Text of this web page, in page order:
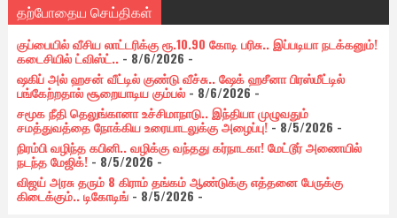
தற்போதைய செய்திகள்
குப்பையில் வீசிய லாட்டரிக்கு ரூ.10.90 கோடி பரிசு.. இப்படியா நடக்கனும்!
கடைசியில் ட்விஸ்ட்..- 8/6/2026 -
ஷகிப் அல் ஹசன் வீட்டில் குண்டு வீச்சு.. ஷேக் ஹசீனா பிரஸ்மீட்டில்
பங்கேற்றதால் சூறையாடிய கும்பல்- 8/6/2026-
சமூக நீதி தெலுங்கானா உச்சிமாநாடு.. இந்தியா முழுவதும்
சமத்துவத்தை நோக்கிய உரையாடலுக்கு அழைப்பு!- 8/5/2026 -
நிரம்பி வழிந்த கபினி.. வழிக்கு வந்தது கர்நாடகா! மேட்டூர் அணையில்
நடந்த மேஜிக்!- 8/5/2026 -
விஜய் அரசு தரும் 8 கிராம் தங்கம் ஆண்டுக்கு எத்தனை பேருக்கு
கிடைக்கும்.. டிகோடிங்- 8/5/2026 -